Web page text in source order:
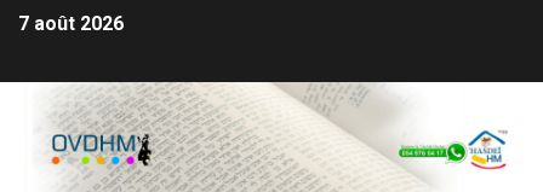
7 août 2026